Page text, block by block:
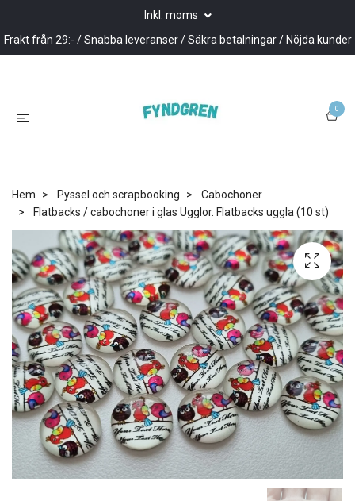
Inkl. moms
Frakt från 29:- / Snabba leveranser / Säkra betalningar / Nöjda kunder
0
Hem Pyssel och scrapbooking
Cabochoner
Flatbacks / cabochoner i glas Ugglor. Flatbacks uggla (10 st)